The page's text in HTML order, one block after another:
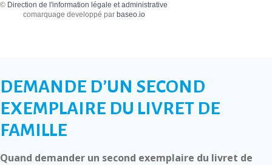
© Direction de l'information légale et administrative
comarquage developpé par baseo.io
DEMANDE D’UN SECOND
EXEMPLAIRE DU LIVRET DE
FAMILLE
Quand demander un second exemplaire du livret de